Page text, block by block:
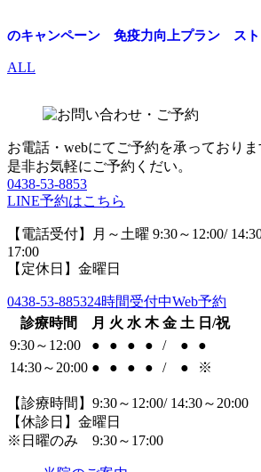
のキャンペーン 免疫力向上プラン スト
ALL
お電話・webにてご予約を承っておりま
是非お気軽にご予約くだい。
0438-53-8853
LINE予約はこちら
【電話受付】月～土曜 9:30～12:00/
17:00
【定休日】金曜日
0438-53-885324時間受付中Web予約
診療時間
月 火 水 木 金 土 日/祝
9:30～12:00
● ● ● ● / ●
●
14:30～20:00 ● ● ● ● / ● ※
【診療時間】9:30～12:00/ 14:30～20:00
【休診日】金曜日
※日曜のみ 9:30～17:00